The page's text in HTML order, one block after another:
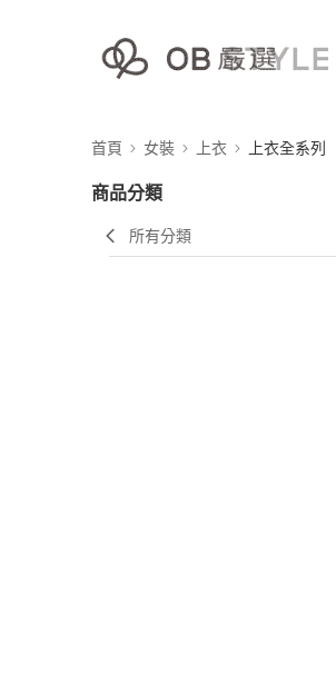
首頁 女裝 上衣 上衣全系列
商品分類
所有分類